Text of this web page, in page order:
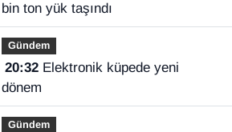
bin ton yük taşındı
Gündem
20:32Elektronik küpede yeni
dönem
Gündem